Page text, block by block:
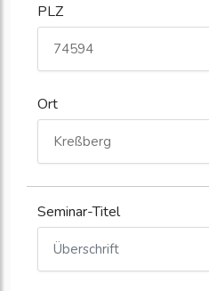
PLZ
Ort
Seminar-Titel